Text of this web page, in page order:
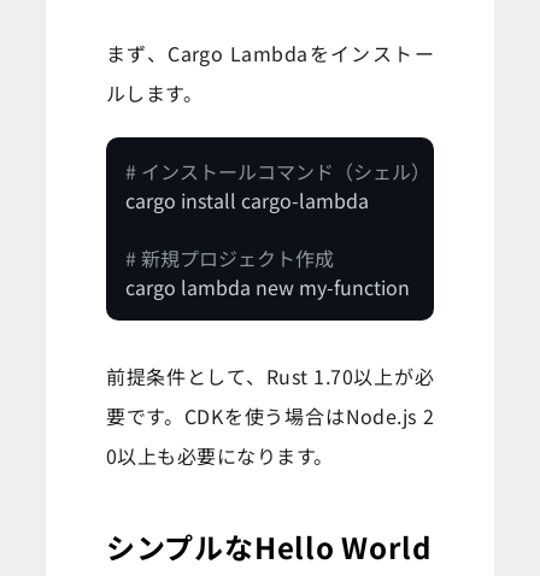
まず、Cargo Lambdaをインストー
ルします。
# インストールコマンド（シェル）
cargo install cargo-lambda
# 新規プロジェクト作成
前提条件として、Rust 1.70以上が必
要です。CDKを使う場合はNode.js 2
0以上も必要になります。
シンプルなHello World